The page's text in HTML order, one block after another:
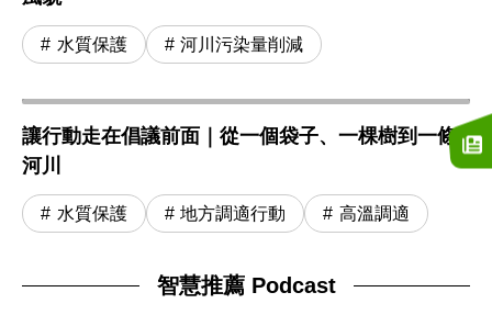
水質保護 河川污染量削減
讓行動走在倡議前面｜從一個袋子、一棵樹到一條
河川
水質保護 地方調適行動 高溫調適
智慧推薦 Podcast